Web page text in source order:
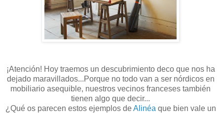
¡Atención! Hoy traemos un descubrimiento deco que nos ha
dejado maravillados...Porque no todo van a ser nórdicos en
mobiliario asequible, nuestros vecinos franceses también
tienen algo que decir...
¿Qué os parecen estos ejemplos deAlinéa que bien vale un